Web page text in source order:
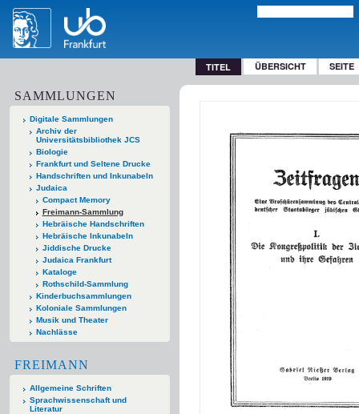
TITEL ÜBERSICHT SEITE
SAMMLUNGEN
Digitale Sammlungen
Archiv der
Universitätsbibliothek JCS
Biologie
Frankfurt und Seltene Drucke
Handschriften und Inkunabeln
Judaica
Compact Memory
Freimann-Sammlung
Hebräische Handschriften
Hebräische Inkunabeln
Jiddische Drucke
Judaica Frankfurt
Kataloge
Rothschild-Sammlung
Kinderbuchsammlungen
Koloniale Sammlungen
Musik und Theater
Nachlässe
FREIMANN
Allgemeine Schriften
Sprachwissenschaft und
Literatur